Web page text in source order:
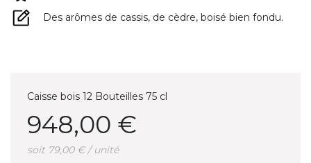
Des arômes de cassis, de cèdre, boisé bien fondu.
Caisse bois 12 Bouteilles 75 cl
948,00 €
soit 79,00 € / unité